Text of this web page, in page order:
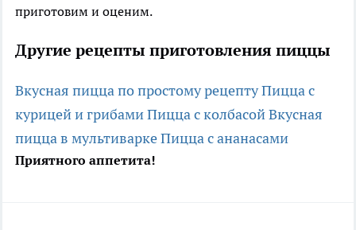
приготовим и оценим.
Другие рецепты приготовления пиццы
Вкусная пицца по простому рецептуПицца с
курицей и грибамиПицца с колбасойВкусная
пицца в мультиваркеПицца с ананасами
Приятного аппетита!